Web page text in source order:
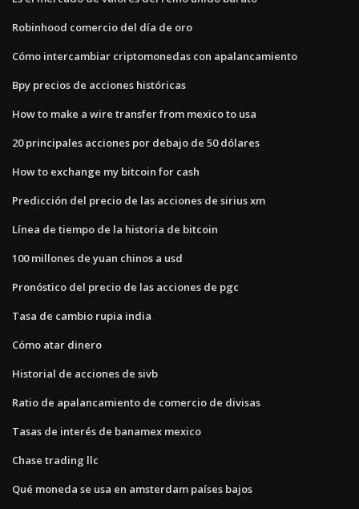
Robinhood comercio del día de oro
Cómo intercambiar criptomonedas con apalancamiento
Bpy precios de acciones históricas
How to make a wire transfer from mexico to usa
20 principales acciones por debajo de 50 dólares
How to exchange my bitcoin for cash
Predicción del precio de las acciones de sirius xm
Línea de tiempo de la historia de bitcoin
100 millones de yuan chinos a usd
Pronóstico del precio de las acciones de pgc
Tasa de cambio rupia india
Cómo atar dinero
Historial de acciones de sivb
Ratio de apalancamiento de comercio de divisas
Tasas de interés de banamex mexico
Chase trading llc
Qué moneda se usa en amsterdam países bajos